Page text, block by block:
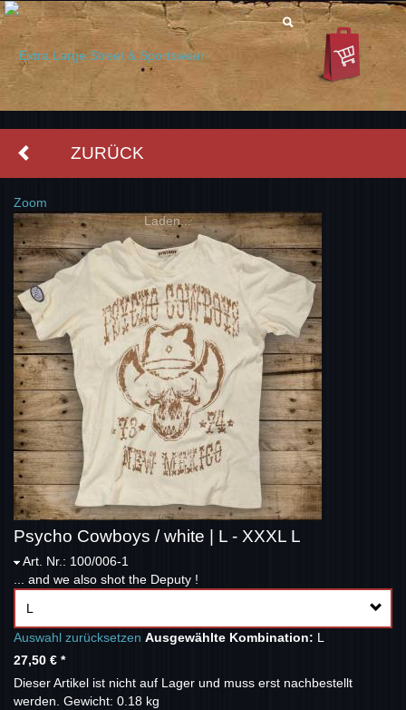
ZURÜCK
Zoom
Laden...
Psycho Cowboys / white | L - XXXL L
Art. Nr.: 100/006-1
... and we also shot the Deputy !
L
Auswahl zurücksetzen Ausgewählte Kombination: L
27,50 € *
Dieser Artikel ist nicht auf Lager und muss erst nachbestellt
werden. Gewicht: 0.18 kg